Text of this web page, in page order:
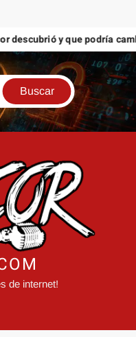
y que podría
de internet!